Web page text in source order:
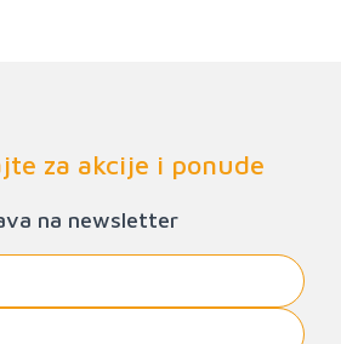
za akcije i ponude
na newsletter